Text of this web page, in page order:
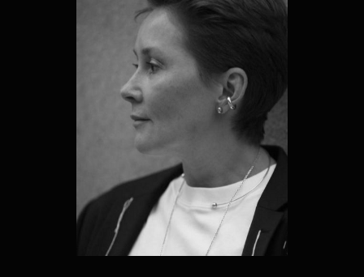
CONTACTS
По вопросам сотрудничества,
свяжитесь с нами:
ПРОЕКТЫ
Написать